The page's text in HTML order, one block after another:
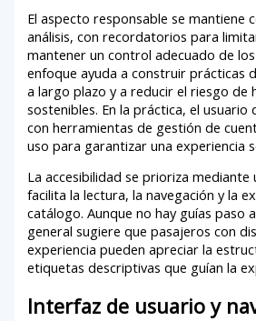
El aspecto responsable se mantiene
análisis, con recordatorios para
mantener un control adecuado de
enfoque ayuda a construir prácticas
a largo plazo y a reducir el riesgo de
sostenibles. En la práctica, el usuario
con herramientas de gestión de
uso para garantizar una experiencia
La accesibilidad se prioriza mediante
facilita la lectura, la navegación y la
catálogo. Aunque no hay guías paso
general sugiere que pasajeros con
experiencia pueden apreciar la
etiquetas descriptivas que guían la
Interfaz de usuario y